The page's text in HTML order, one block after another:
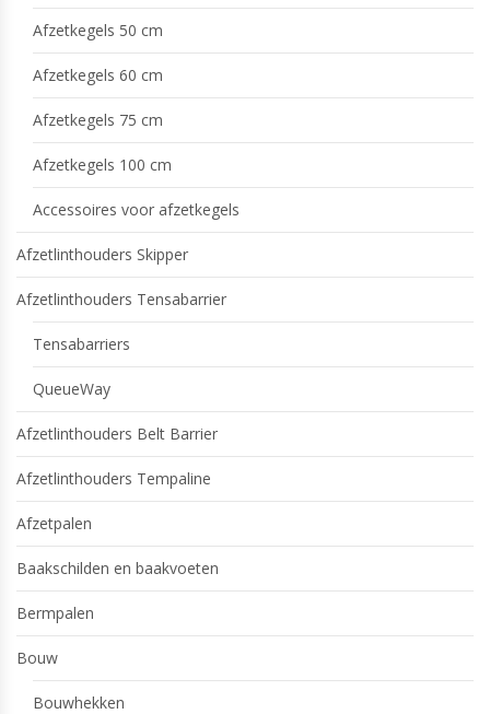
Afzetkegels 50 cm
Afzetkegels 60 cm
Afzetkegels 75 cm
Afzetkegels 100 cm
Accessoires voor afzetkegels
Afzetlinthouders Skipper
Afzetlinthouders Tensabarrier
Tensabarriers
QueueWay
Afzetlinthouders Belt Barrier
Afzetlinthouders Tempaline
Afzetpalen
Baakschilden en baakvoeten
Bermpalen
Bouw
Bouwhekken